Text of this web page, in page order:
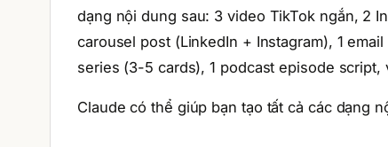
dạng nội dung sau: 3 video TikTok ngắn, 2
carousel post (LinkedIn + Instagram), 1
series (3-5 cards), 1 podcast episode script,
Claude có thể giúp bạn tạo tất cả các dạng